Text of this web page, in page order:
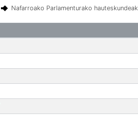
Nafarroako Parlamenturako hauteskundeak